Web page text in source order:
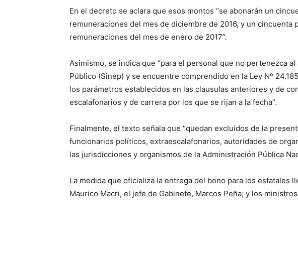
En el decreto se aclara que esos montos “se abonarán un
remuneraciones del mes de diciembre de 2016, y un cincuenta
remuneraciones del mes de enero de 2017”.
Asimismo, se indica que “para el personal que no pertenezca
Público (Sinep) y se encuentre comprendido en la Ley Nº
los parámetros establecidos en las clausulas anteriores y de
escalafonarios y de carrera por los que se rijan a la fecha”.
Finalmente, el texto señala que “quedan excluidos de la
funcionarios políticos, extraescalafonarios, autoridades de
las jurisdicciones y organismos de la Administración Pública
La medida que oficializa la entrega del bono para los estatales
Maurico Macri, el jefe de Gabinete, Marcos Peña; y los